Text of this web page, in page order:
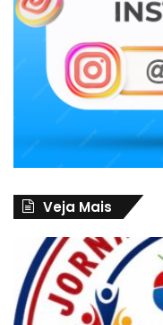
Veja Mais